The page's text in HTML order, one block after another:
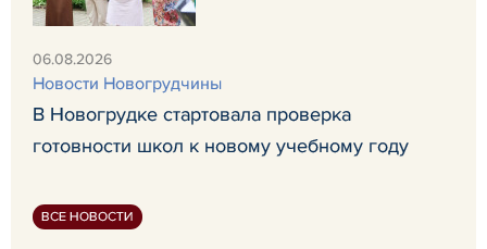
06.08.2026
Новости Новогрудчины
В Новогрудке стартовала проверка
готовности школ к новому учебному году
ВСЕ НОВОСТИ